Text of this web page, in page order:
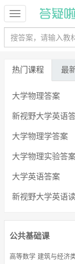
热门课程 最
大学物理答案
新视野大学英语
大学物理学答案
大学物理实验答
大学英语答案
新视野大学英语
新视野大学英语
现代大学英语精
公共基础课
高等数学 建筑与经济